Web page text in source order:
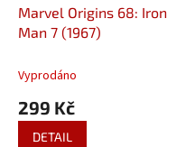
Marvel Origins 68: Iron
Man 7 (1967)
Vyprodáno
299 Kč
DETAIL